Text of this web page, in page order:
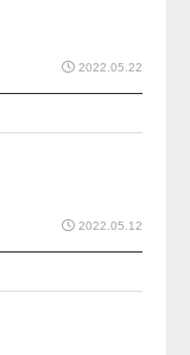
2022.05.22
2022.05.12